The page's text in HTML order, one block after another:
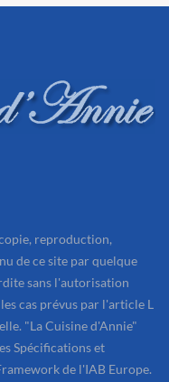
reproduction,
de ce site par quelque
sans l'autorisation
cas prévus par l'article L
"La Cuisine d'Annie"
Spécifications et
de l'IAB Europe.